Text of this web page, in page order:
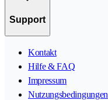
Support
Kontakt
Hilfe & FAQ
Impressum
Nutzungsbedingungen